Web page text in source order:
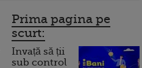
Prima pagina pe
scurt:
Invață să ții
sub control